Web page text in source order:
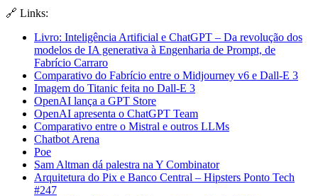
🔗 Links:
Livro: Inteligência Artificial e ChatGPT – Da revolução dos
modelos de IA generativa à Engenharia de Prompt, de
Fabrício Carraro
Comparativo do Fabrício entre o Midjourney v6 e Dall-E 3
Imagem do Titanic feita no Dall-E 3
OpenAI lança a GPT Store
OpenAI apresenta o ChatGPT Team
Comparativo entre o Mistral e outros LLMs
Chatbot Arena
Poe
Sam Altman dá palestra na Y Combinator
Arquitetura do Pix e Banco Central – Hipsters Ponto Tech
#247